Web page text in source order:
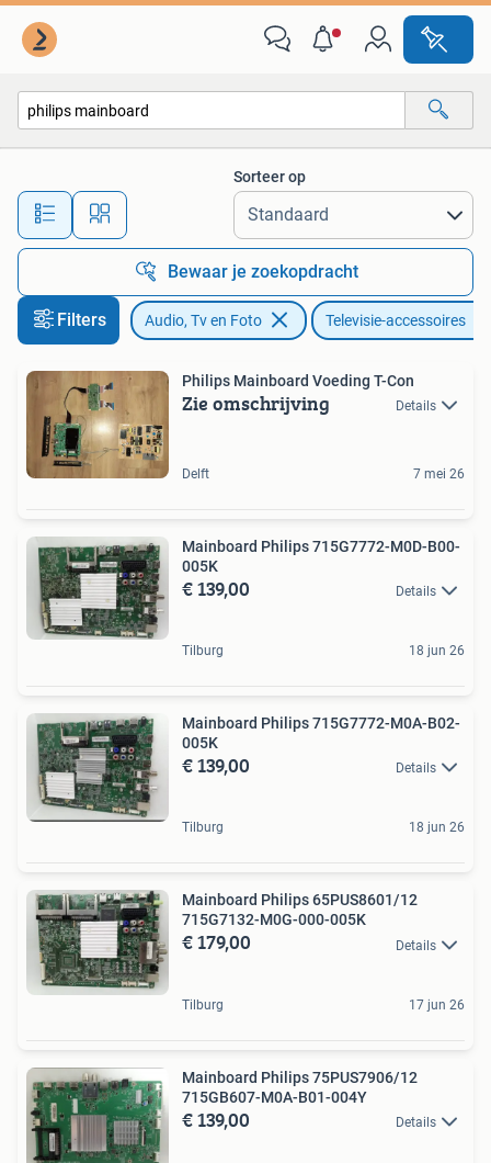
Alle afstanden…
Sorteer op
Bewaar je zoekopdracht
Filters Audio, Tv en Foto Televisie-accessoires
Philips Mainboard Voeding T-Con
Zie omschrijving Details
Delft 7 mei 26
Mainboard Philips 715G7772-M0D-B00-
005K
€ 139,00 Details
Tilburg 18 jun 26
Mainboard Philips 715G7772-M0A-B02-
005K
€ 139,00 Details
Tilburg 18 jun 26
Mainboard Philips 65PUS8601/12
715G7132-M0G-000-005K
€ 179,00 Details
Tilburg 17 jun 26
Mainboard Philips 75PUS7906/12
715GB607-M0A-B01-004Y
€ 139,00 Details